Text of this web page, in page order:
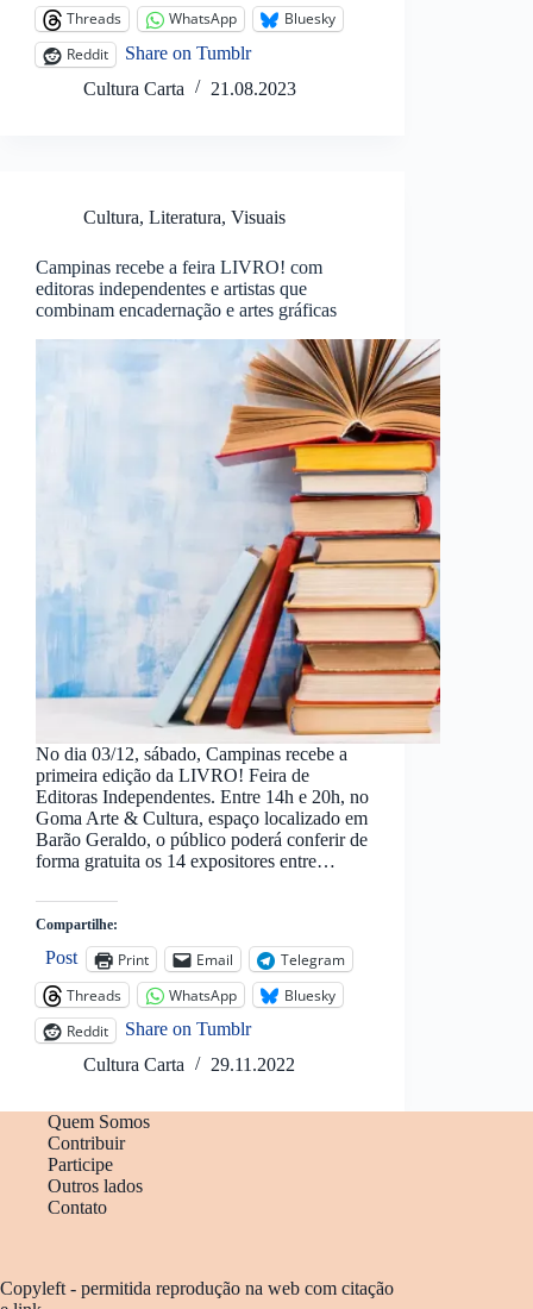
Threads
WhatsApp
Bluesky
Reddit
Share on Tumblr
Cultura Carta
21.08.2023
Cultura, Literatura, Visuais
Campinas recebe a feira LIVRO! com
editoras independentes e artistas que
combinam encadernação e artes gráficas
No dia 03/12, sábado, Campinas recebe a
primeira edição da LIVRO! Feira de
Editoras Independentes. Entre 14h e 20h, no
Goma Arte & Cultura, espaço localizado em
Barão Geraldo, o público poderá conferir de
forma gratuita os 14 expositores entre…
Compartilhe:
Post Print Email
Telegram
Threads
WhatsApp
Bluesky
Reddit
Share on Tumblr
Cultura Carta
29.11.2022
Quem Somos
Contribuir
Participe
Outros lados
Contato
Copyleft - permitida reprodução na web com citação